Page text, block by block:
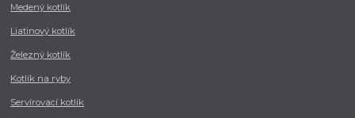
Medený kotlík
Liatinový kotlík
Železný kotlík
Kotlík na ryby
Servírovací kotlík